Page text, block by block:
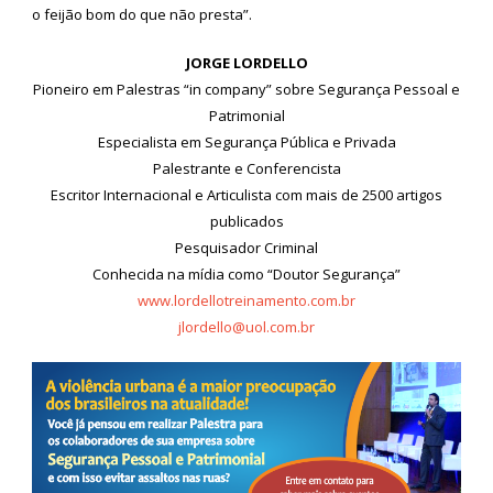
o feijão bom do que não presta”.
JORGE LORDELLO
Pioneiro em Palestras “in company” sobre Segurança Pessoal e
Patrimonial
Especialista em Segurança Pública e Privada
Palestrante e Conferencista
Escritor Internacional e Articulista com mais de 2500 artigos
publicados
Pesquisador Criminal
Conhecida na mídia como “Doutor Segurança”
www.lordellotreinamento.com.br
jlordello@uol.com.br